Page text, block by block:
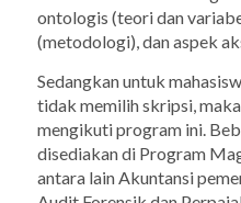
ontologis (teori dan
(metodologi), dan aspek
Sedangkan untuk
tidak memilih skripsi,
mengikuti program ini.
disediakan di Program
antara lain Akuntansi